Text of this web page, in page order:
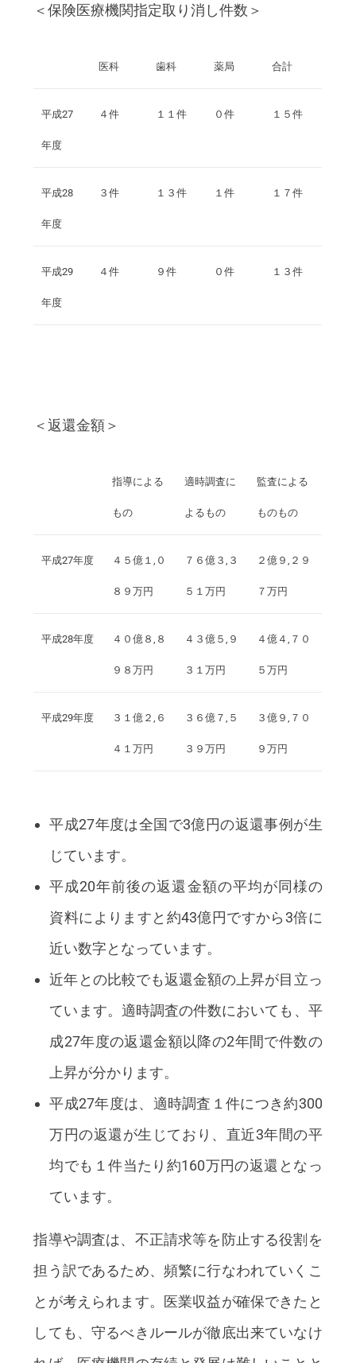
＜保険医療機関指定取り消し件数＞
医科 歯科 薬局 合計
平成27
年度
４件 １１件 ０件 １５件
平成28
年度
３件 １３件 １件 １７件
平成29
年度
４件 ９件 ０件 １３件
＜返還金額＞
指導による
もの
適時調査に
よるもの
監査による
ものもの
平成27年度 ４５億１,０
８９万円
７６億３,３
５１万円
２億９,２９
７万円
平成28年度 ４０億８,８
９８万円
４３億５,９
３１万円
４億４,７０
５万円
平成29年度 ３１億２,６
４１万円
３６億７,５
３９万円
３億９,７０
９万円
平成27年度は全国で3億円の返還事例が生
じています。
平成20年前後の返還金額の平均が同様の
資料によりますと約43億円ですから3倍に
近い数字となっています。
近年との比較でも返還金額の上昇が目立っ
ています。適時調査の件数においても、平
成27年度の返還金額以降の2年間で件数の
上昇が分かります。
平成27年度は、適時調査１件につき約300
万円の返還が生じており、直近3年間の平
均でも１件当たり約160万円の返還となっ
ています。
指導や調査は、不正請求等を防止する役割を
担う訳であるため、頻繁に行なわれていくこ
とが考えられます。医業収益が確保できたと
しても、守るべきルールが徹底出来ていなけ